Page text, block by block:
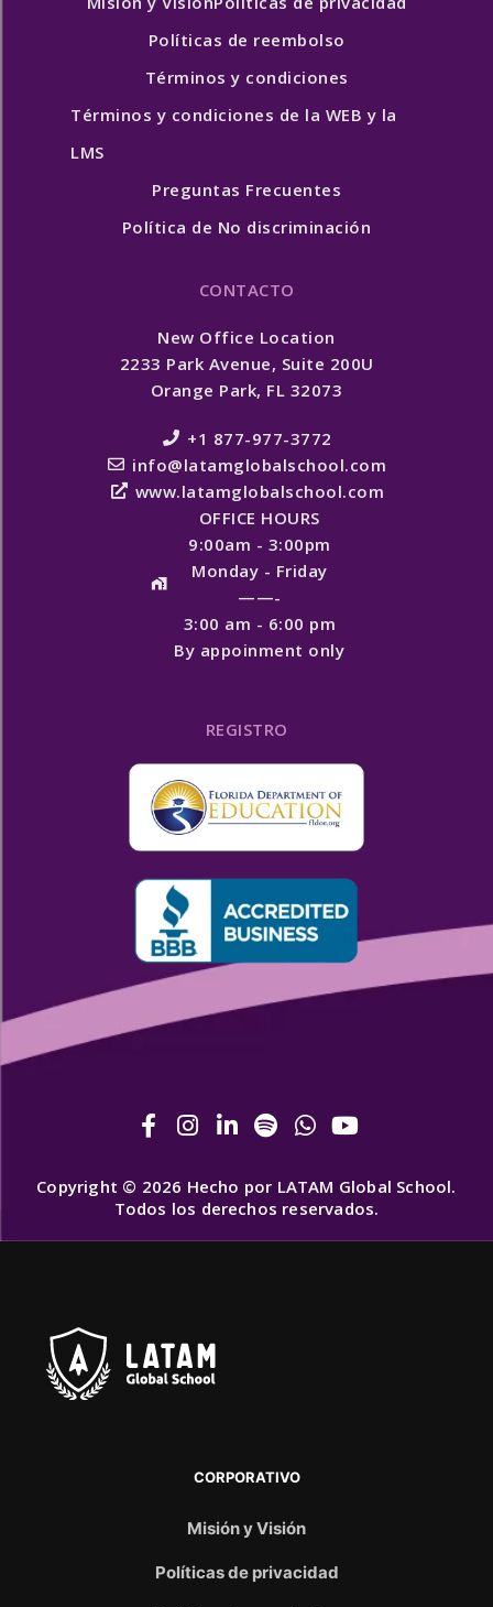
Políticas de reembolso
Términos y condiciones
Términos y condiciones de la WEB y la
LMS
Preguntas Frecuentes
Política de No discriminación
CONTACTO
New Office Location
2233 Park Avenue, Suite 200U
Orange Park, FL 32073
+1 877-977-3772
info@latamglobalschool.com
www.latamglobalschool.com
OFFICE HOURS
9:00am - 3:00pm
Monday - Friday
——-
3:00 am - 6:00 pm
By appoinment only
REGISTRO
Copyright © 2026 Hecho por LATAM Global School.
Todos los derechos reservados.
CORPORATIVO
Misión y Visión
Políticas de privacidad